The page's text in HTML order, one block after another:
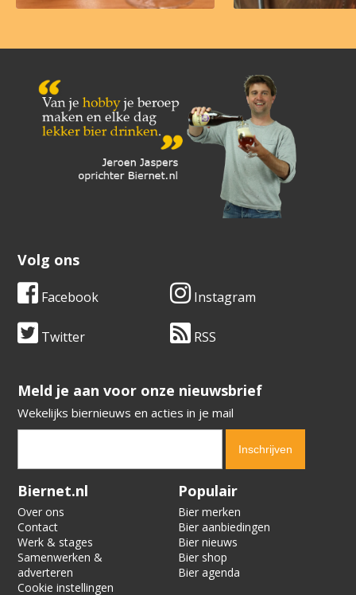
Volg ons
Facebook Instagram
Twitter RSS
​​​​​​​Meld je aan voor onze nieuwsbrief
Wekelijks biernieuws en acties in je mail
Verification code:
Biernet.nl
Over ons
Contact
Werk & stages
Samenwerken &
adverteren
Cookie instellingen
Populair
Bier merken
Bier aanbiedingen
Bier nieuws
Bier shop
Bier agenda